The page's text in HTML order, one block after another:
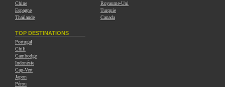
Chine
Espagne
Thaïlande
Royaume-Uni
Turquie
Canada
TOP DESTINATIONS
Portugal
Chili
Cambodge
Indonésie
Cap-Vert
Japon
Pérou